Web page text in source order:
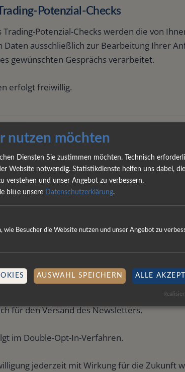
Potenzial-Checks
Trading-Potenzial-Checks werden die von
Daten ausschließlich zur Bearbeitung Ihrer
gewünschten Gesprächs verarbeitet.
erfolgt freiwillig.
und weitere Anfrageformulare
ausfüllen oder Informationen zu
Daten ausschließlich zur Bearbeitung
möglicher weiterer Gespräche
erfolgt freiwillig.
Newsletter anmelden, verwenden wir die
für den Versand des Newsletters.
im Double-Opt-In-Verfahren.
jederzeit mit Wirkung für die Zukunft
nutzen möchten
Diensten Sie zustimmen möchten. Technisch
Website notwendig. Statistikdienste helfen uns dabei, die
verstehen und unser Angebot zu verbessern.
bitte unsere Datenschutzerklärung.
wie Besucher die Website nutzen und unser Angebot zu
AUSWAHL SPEICHERN ALLE